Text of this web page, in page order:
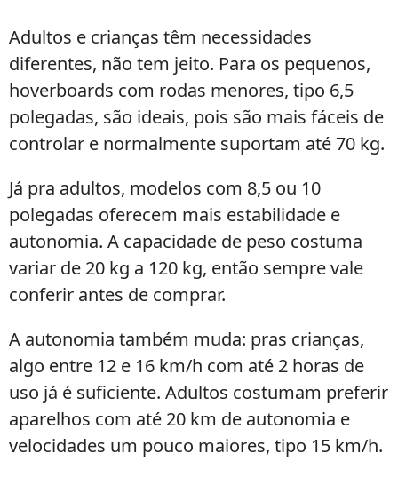
Adultos e crianças têm necessidades
diferentes, não tem jeito. Para os pequenos,
hoverboards com rodas menores, tipo 6,5
polegadas, são ideais, pois são mais fáceis de
controlar e normalmente suportam até 70 kg.
Já pra adultos, modelos com 8,5 ou 10
polegadas oferecem mais estabilidade e
autonomia. A capacidade de peso costuma
variar de 20 kg a 120 kg, então sempre vale
conferir antes de comprar.
A autonomia também muda: pras crianças,
algo entre 12 e 16 km/h com até 2 horas de
uso já é suficiente. Adultos costumam preferir
aparelhos com até 20 km de autonomia e
velocidades um pouco maiores, tipo 15 km/h.